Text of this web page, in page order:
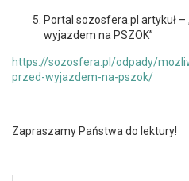
Portal sozosfera.pl artykuł
wyjazdem na PSZOK”
https://sozosfera.pl/odpady/
przed-wyjazdem-na-pszok/
Zapraszamy Państwa do lektury!